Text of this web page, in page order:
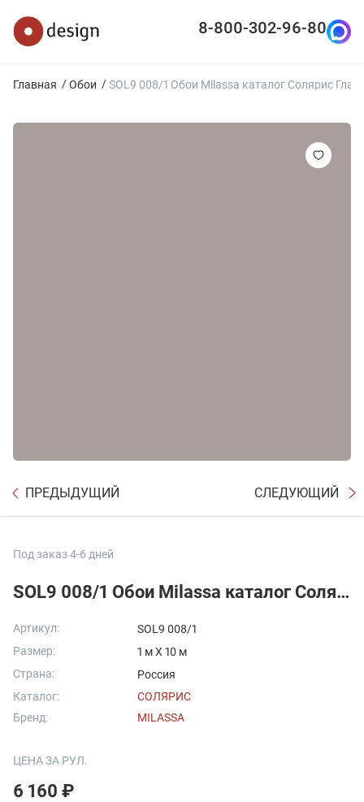
8-800-302-96-80
Главная Обои SOL9 008/1 Обои Milassa каталог Солярис
ПРЕДЫДУЩИЙ СЛЕДУЮЩИЙ
Под заказ 4-6 дней
SOL9 008/1 Обои Milassa каталог Солярис Гладкий фон
Артикул:
SOL9 008/1
Размер:
1 м X 10 м
Страна:
Россия
Каталог:
СОЛЯРИС
Бренд:
MILASSA
ЦЕНА ЗА РУЛ.
6 160 ₽